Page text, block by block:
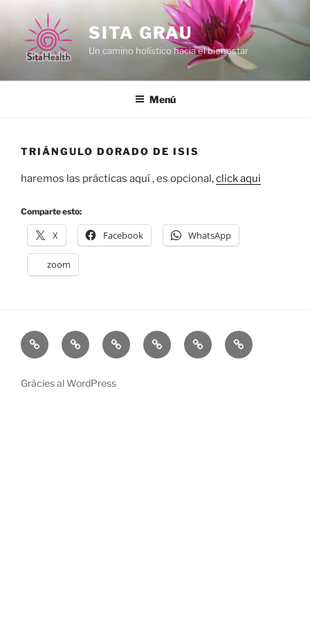
contingut
SITA GRAU
Un camino holístico hacia el bienestar
Menú
TRIÁNGULO DORADO DE ISIS
haremos las prácticas aquí , es opcional,click aqui
Comparte esto:
X Facebook WhatsApp
zoom
Inicio
Sobre
mi
Reiki
Mis
Libros
María
Magdalena
Contacta
Gràcies al WordPress